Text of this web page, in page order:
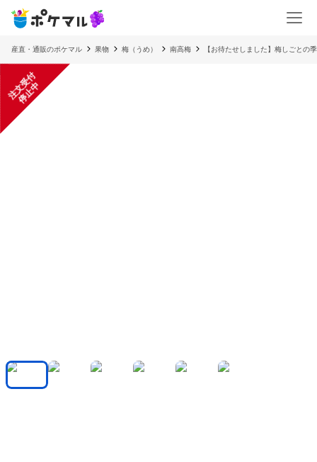
産直・通販のポケマル 果物 梅（うめ） 南高梅 【お待たせしました】梅しごとの
注
文
受
付
停
止
中